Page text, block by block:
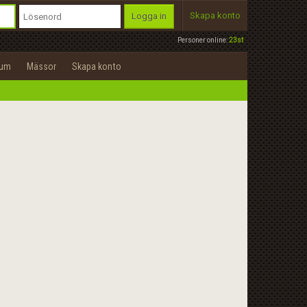
Personer online:23st
Logga in Skapa konto
Mässor Skapa konto